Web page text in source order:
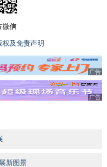
微信
及免责声明
广告
广告
新图景